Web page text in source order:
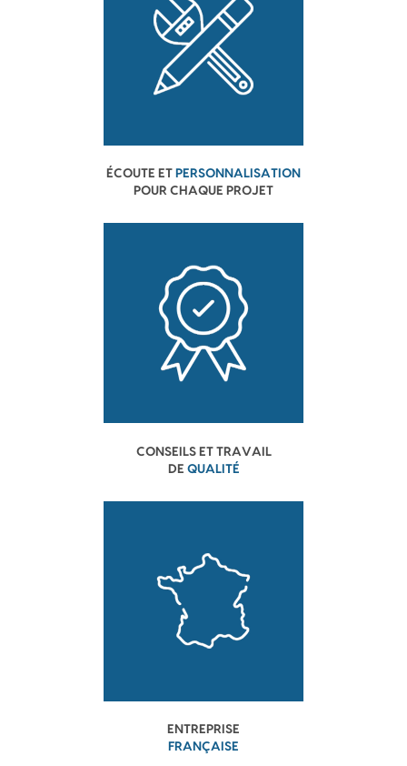
ÉCOUTE ET PERSONNALISATION
POUR CHAQUE PROJET
CONSEILS ET TRAVAIL
DE QUALITÉ
ENTREPRISE
FRANÇAISE